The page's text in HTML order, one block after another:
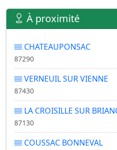
À proximité
CHATEAUPONSAC
87290
VERNEUIL SUR VIENNE
87430
LA CROISILLE SUR
87130
COUSSAC BONNEVAL